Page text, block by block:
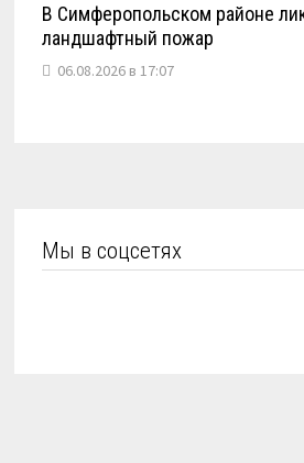
В Симферопольском районе
ландшафтный пожар
06.08.2026 в 17:07
Мы в соцсетях